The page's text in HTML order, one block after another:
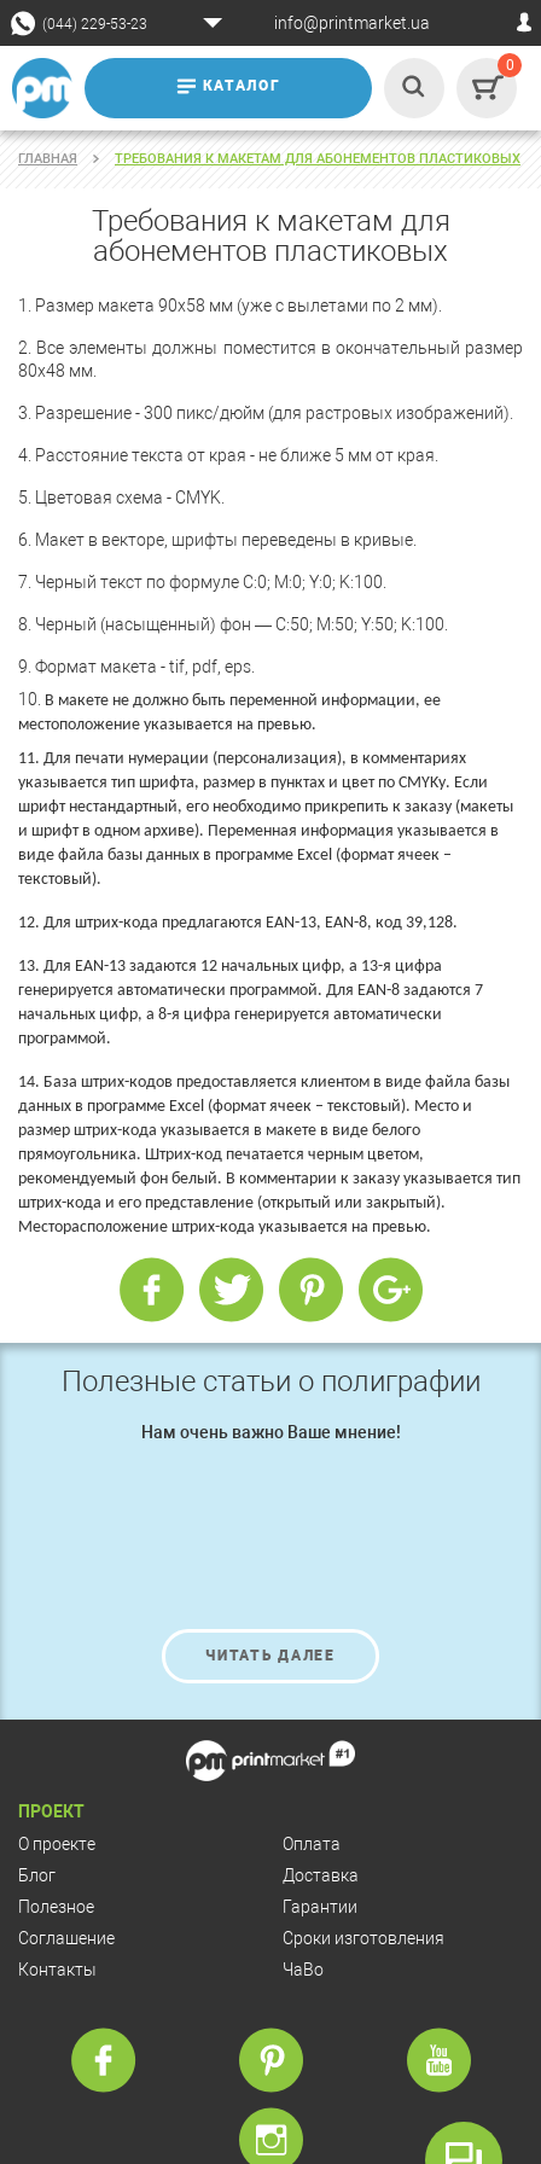
(044) 229-53-23 info@printmarket.ua
КАТАЛОГ
0
ГЛАВНАЯ ТРЕБОВАНИЯ К МАКЕТАМ ДЛЯ АБОНЕМЕНТОВ ПЛАСТИКОВЫХ
Требования к макетам для
абонементов пластиковых
1. Размер макета 90х58 мм (уже с вылетами по 2 мм).
2. Все элементы должны поместится в окончательный размер
80x48 мм.
3. Разрешение - 300 пикс/дюйм (для растровых изображений).
4. Расстояние текста от края - не ближе 5 мм от края.
5. Цветовая схема - CMYK.
6. Макет в векторе, шрифты переведены в кривые.
7. Черный текст по формуле С:0; М:0; Y:0; K:100.
8. Черный (насыщенный) фон — С:50; М:50; Y:50; K:100.
9. Формат макета - tif, pdf, eps.
10. В макете не должно быть переменной информации, ее
местоположение указывается на превью.
11. Для печати нумерации (персонализация), в комментариях
указывается тип шрифта, размер в пунктах и цвет по CMYKу. Если
шрифт нестандартный, его необходимо прикрепить к заказу (макеты
и шрифт в одном архиве). Переменная информация указывается в
виде файла базы данных в программе Excel (формат ячеек –
текстовый).
12. Для штрих-кода предлагаются EAN-13, EAN-8, код 39,128.
13. Для EAN-13 задаются 12 начальных цифр, а 13-я цифра
генерируется автоматически программой. Для EAN-8 задаются 7
начальных цифр, а 8-я цифра генерируется автоматически
программой.
14. База штрих-кодов предоставляется клиентом в виде файла базы
данных в программе Excel (формат ячеек – текстовый). Место и
размер штрих-кода указывается в макете в виде белого
прямоугольника. Штрих-код печатается черным цветом,
рекомендуемый фон белый. В комментарии к заказу указывается тип
штрих-кода и его представление (открытый или закрытый).
Месторасположение штрих-кода указывается на превью.
Полезные статьи о полиграфии
Нам очень важно Ваше мнение!
ЧИТАТЬ ДАЛЕЕ
ПРОЕКТ
О проекте
Блог
Полезное
Соглашение
Контакты
Оплата
Доставка
Гарантии
Сроки изготовления
ЧаВо